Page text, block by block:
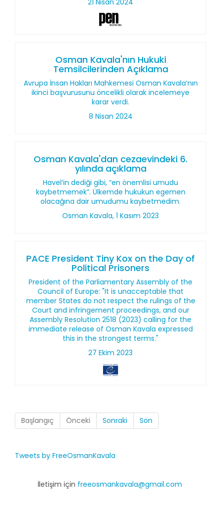
21 Nisan 2024
Osman Kavala'nın Hukuki
Temsilcilerinden Açıklama
Avrupa İnsan Hakları Mahkemesi Osman Kavala’nın
ikinci başvurusunu öncelikli olarak incelemeye
karar verdi.
8 Nisan 2024
Osman Kavala'dan cezaevindeki 6.
yılında açıklama
Havel’in dediği gibi, “en önemlisi umudu
kaybetmemek”. Ülkemde hukukun egemen
olacağına dair umudumu kaybetmedim.
Osman Kavala, 1 Kasım 2023
PACE President Tiny Kox on the Day of
Political Prisoners
President of the Parliamentary Assembly of the
Council of Europe: "It is unacceptable that
member States do not respect the rulings of the
Court and infringement proceedings, and our
Assembly Resolution 2518 (2023) calling for the
immediate release of Osman Kavala expressed
this in the strongest terms."
27 Ekim 2023
Başlangıç Önceki Sonraki Son
Tweets by FreeOsmanKavala
İletişim için freeosmankavala@gmail.com